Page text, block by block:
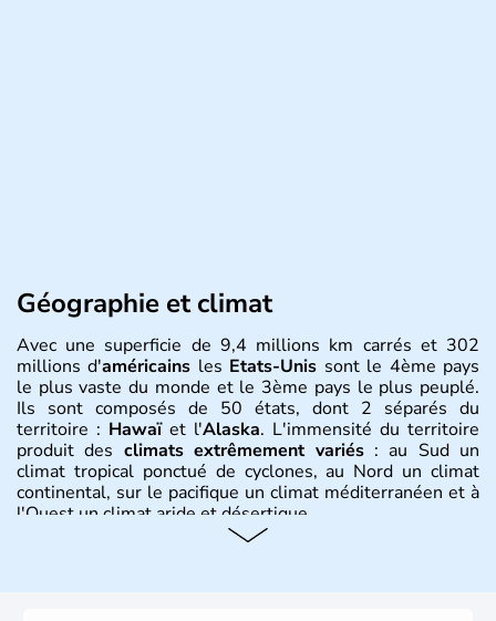
Géographie et climat
Avec une superficie de 9,4 millions km carrés et 302
millions d'américains les Etats-Unis sont le 4ème pays
le plus vaste du monde et le 3ème pays le plus peuplé.
Ils sont composés de 50 états, dont 2 séparés du
territoire : Hawaïet l'Alaska. L'immensité du territoire
produit des climats extrêmement variés: au Sud un
climat tropical ponctué de cyclones, au Nord un climat
continental, sur le pacifique un climat méditerranéen et à
l'Ouest un climat aride et désertique.